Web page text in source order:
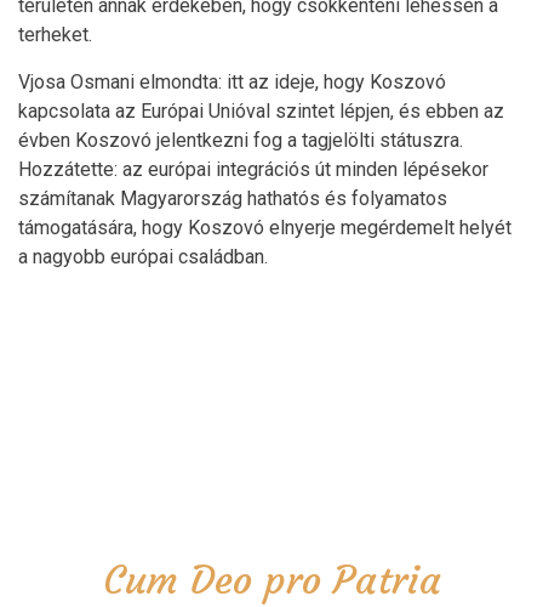
területen annak érdekében, hogy csökkenteni lehessen a
terheket.
Vjosa Osmani elmondta: itt az ideje, hogy Koszovó
kapcsolata az Európai Unióval szintet lépjen, és ebben az
évben Koszovó jelentkezni fog a tagjelölti státuszra.
Hozzátette: az európai integrációs út minden lépésekor
számítanak Magyarország hathatós és folyamatos
támogatására, hogy Koszovó elnyerje megérdemelt helyét
a nagyobb európai családban.
Cum Deo pro Patria